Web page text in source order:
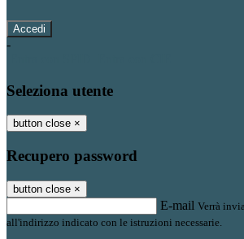
-
Seleziona utente
button close ×
Recupero password
button close ×
E-mail Verrà
all'indirizzo indicato con le istruzioni necessarie.